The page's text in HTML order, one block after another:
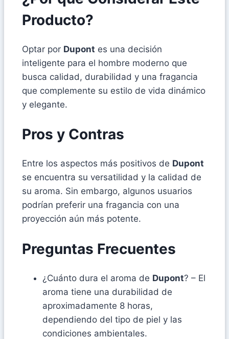
Producto?
Optar por Dupont es una decisión
inteligente para el hombre moderno que
busca calidad, durabilidad y una fragancia
que complemente su estilo de vida dinámico
y elegante.
Pros y Contras
Entre los aspectos más positivos de Dupont
se encuentra su versatilidad y la calidad de
su aroma. Sin embargo, algunos usuarios
podrían preferir una fragancia con una
proyección aún más potente.
Preguntas Frecuentes
¿Cuánto dura el aroma de Dupont? – El
aroma tiene una durabilidad de
aproximadamente 8 horas,
dependiendo del tipo de piel y las
condiciones ambientales.